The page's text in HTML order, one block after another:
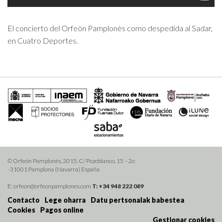
El concierto del Orfeòn Pamplonès como despedida al Sadar,
en Cuatro Deportes.
© Orfeón Pamplonés, 2015. C/ Pozoblanco, 15 – 2o
· 31001 Pamplona (Navarra) España
E: orfeon@orfeonpamplones.com T: +34 948 222 089
Contacto Lege oharra
Datu pertsonalak babestea
Cookies
Pagos online
Gestionar cookies